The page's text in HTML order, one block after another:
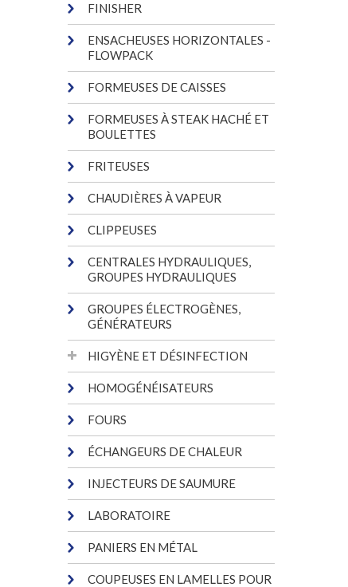
FINISHER
ENSACHEUSES HORIZONTALES -
FLOWPACK
FORMEUSES DE CAISSES
FORMEUSES À STEAK HACHÉ ET
BOULETTES
FRITEUSES
CHAUDIÈRES À VAPEUR
CLIPPEUSES
CENTRALES HYDRAULIQUES,
GROUPES HYDRAULIQUES
GROUPES ÉLECTROGÈNES,
GÉNÉRATEURS
HIGYÈNE ET DÉSINFECTION
HOMOGÉNÉISATEURS
FOURS
ÉCHANGEURS DE CHALEUR
INJECTEURS DE SAUMURE
LABORATOIRE
PANIERS EN MÉTAL
COUPEUSES EN LAMELLES POUR